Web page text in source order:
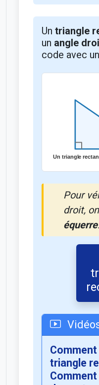
Un triangle
un angle
code avec
Pour
droit,
équerre.
triangle